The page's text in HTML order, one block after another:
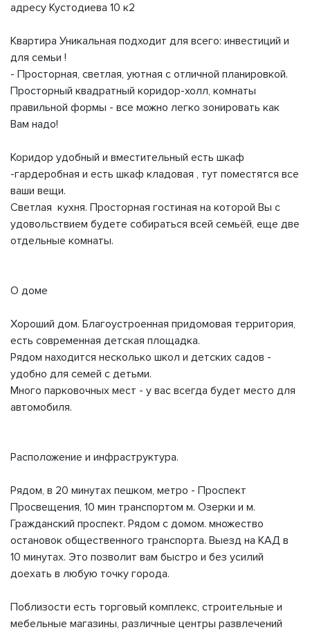
адресу Кустодиева 10 к2
Квартира Уникальная подходит для всего: инвестиций и
для семьи !
- Просторная, светлая, уютная с отличной планировкой.
Просторный квадратный коридор-холл, комнаты
правильной формы - все можно легко зонировать как
Вам надо!
Коридор удобный и вместительный есть шкаф
-гардеробная и есть шкаф кладовая , тут поместятся все
ваши вещи.
Светлая кухня. Просторная гостиная на которой Вы с
удовольствием будете собираться всей семьёй, еще две
отдельные комнаты.
О доме
Хороший дом. Благоустроенная придомовая территория,
есть современная детская площадка.
Рядом находится несколько школ и детских садов -
удобно для семей с детьми.
Много парковочных мест - у вас всегда будет место для
автомобиля.
Расположение и инфраструктура.
Рядом, в 20 минутах пешком, метро - Проспект
Просвещения, 10 мин транспортом м. Озерки и м.
Гражданский проспект. Рядом с домом. множество
остановок общественного транспорта. Выезд на КАД в
10 минутах. Это позволит вам быстро и без усилий
доехать в любую точку города.
Поблизости есть торговый комплекс, строительные и
мебельные магазины, различные центры развлечений